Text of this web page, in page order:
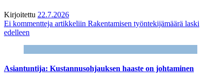
Kirjoitettu 22.7.2026
Ei kommentteja artikkeliin Rakentamisen työntekijämäärä laski
edelleen
Asiantuntija: Kustannusohjauksen haaste on johtaminen